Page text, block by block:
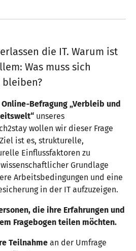
die IT. Warum ist
Was muss sich
Online‑Befragung „Verbleib und
unseres
wollen wir dieser Frage
ist es, strukturelle,
Einflussfaktoren zu
Grundlage
Arbeitsbedingungen und eine
in der IT aufzuzeigen.
die ihre Erfahrungen und
Fragebogen teilen möchten.
Teilnahme an der Umfrage